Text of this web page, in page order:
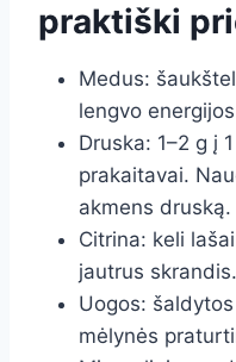
praktiški
Medus:
lengvo
Druska: 1–2 g į
prakaitavai.
akmens druską.
Citrina: keli
jautrus skrandis.
Uogos:
mėlynės